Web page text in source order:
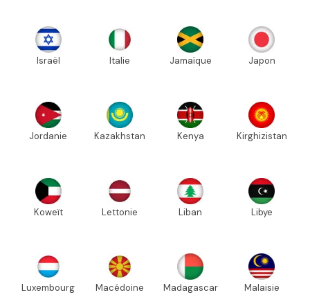
Israël Italie Jamaïque Japon
Jordanie Kazakhstan Kenya Kirghizistan
Koweït Lettonie Liban Libye
Luxembourg Macédoine Madagascar Malaisie